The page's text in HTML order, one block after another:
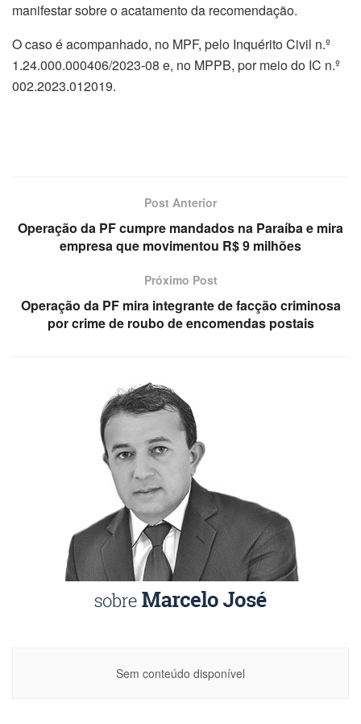
manifestar sobre o acatamento da recomendação.
O caso é acompanhado, no MPF, pelo Inquérito Civil n.º
1.24.000.000406/2023-08 e, no MPPB, por meio do IC n.º
002.2023.012019.
Post Anterior
Operação da PF cumpre mandados na Paraíba e mira
empresa que movimentou R$ 9 milhões
Próximo Post
Operação da PF mira integrante de facção criminosa
por crime de roubo de encomendas postais
Sem conteúdo disponível